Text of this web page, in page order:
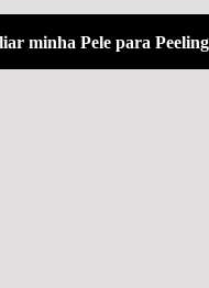
minha Pele para